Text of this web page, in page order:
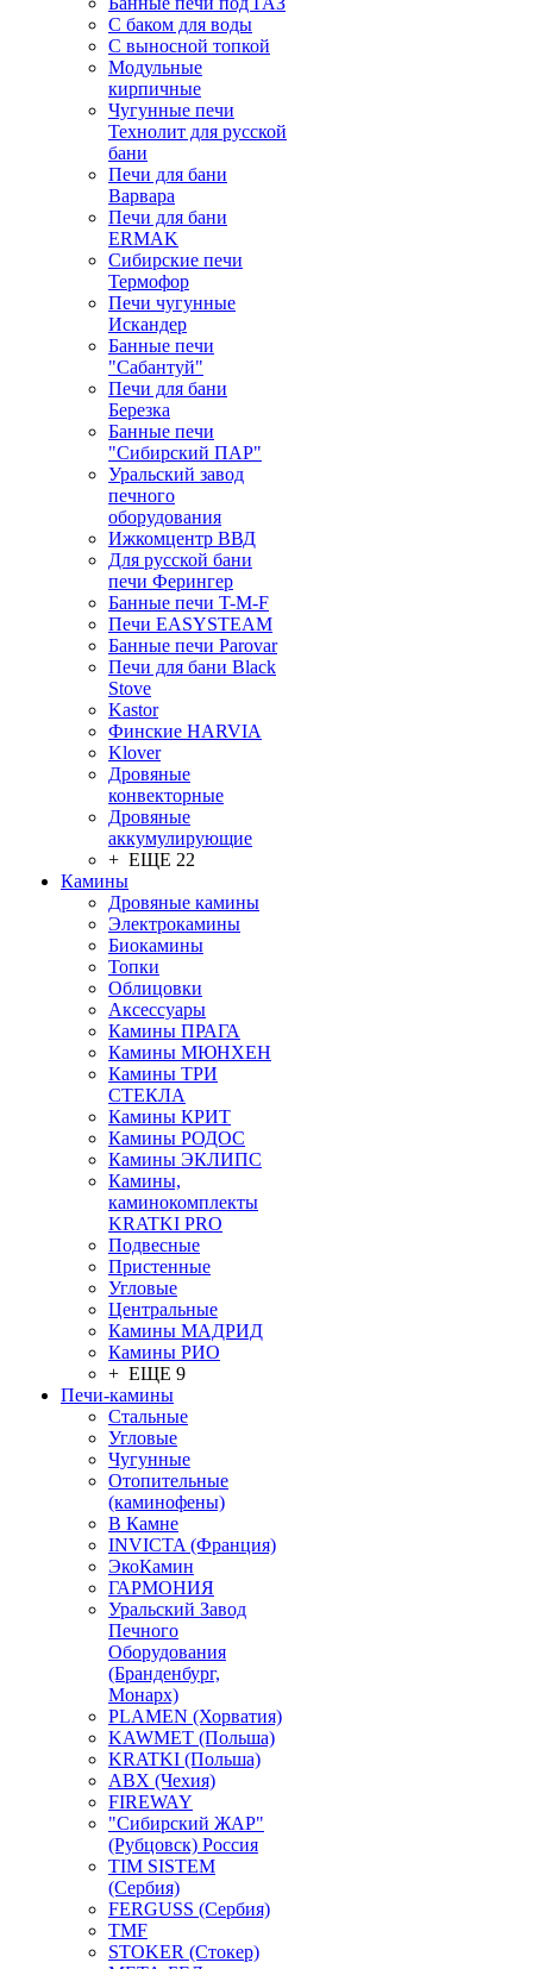
С баком для воды
С выносной топкой
Модульные
кирпичные
Чугунные печи
Технолит для русской
бани
Печи для бани
Варвара
Печи для бани
ERMAK
Сибирские печи
Термофор
Печи чугунные
Искандер
Банные печи
"Сабантуй"
Печи для бани
Березка
Банные печи
"Сибирский ПАР"
Уральский завод
печного
оборудования
Ижкомцентр ВВД
Для русской бани
печи Ферингер
Банные печи T-M-F
Печи EASYSTEAM
Банные печи Parovar
Печи для бани Black
Stove
Kastor
Финские HARVIA
Klover
Дровяные
конвекторные
Дровяные
аккумулирующие
+ ЕЩЕ 22
Камины
Дровяные камины
Электрокамины
Биокамины
Топки
Облицовки
Аксессуары
Камины ПРАГА
Камины МЮНХЕН
Камины ТРИ
СТЕКЛА
Камины КРИТ
Камины РОДОС
Камины ЭКЛИПС
Камины,
каминокомплекты
KRATKI PRO
Подвесные
Пристенные
Угловые
Центральные
Камины МАДРИД
Камины РИО
+ ЕЩЕ 9
Печи-камины
Стальные
Угловые
Чугунные
Отопительные
(каминофены)
В Камне
INVICTA (Франция)
ЭкоКамин
ГАРМОНИЯ
Уральский Завод
Печного
Оборудования
(Бранденбург,
Монарх)
PLAMEN (Хорватия)
KAWMET (Польша)
KRATKI (Польша)
ABX (Чехия)
FIREWAY
"Сибирский ЖАР"
(Рубцовск) Россия
TIM SISTEM
(Сербия)
FERGUSS (Сербия)
TMF
STOKER (Стокер)